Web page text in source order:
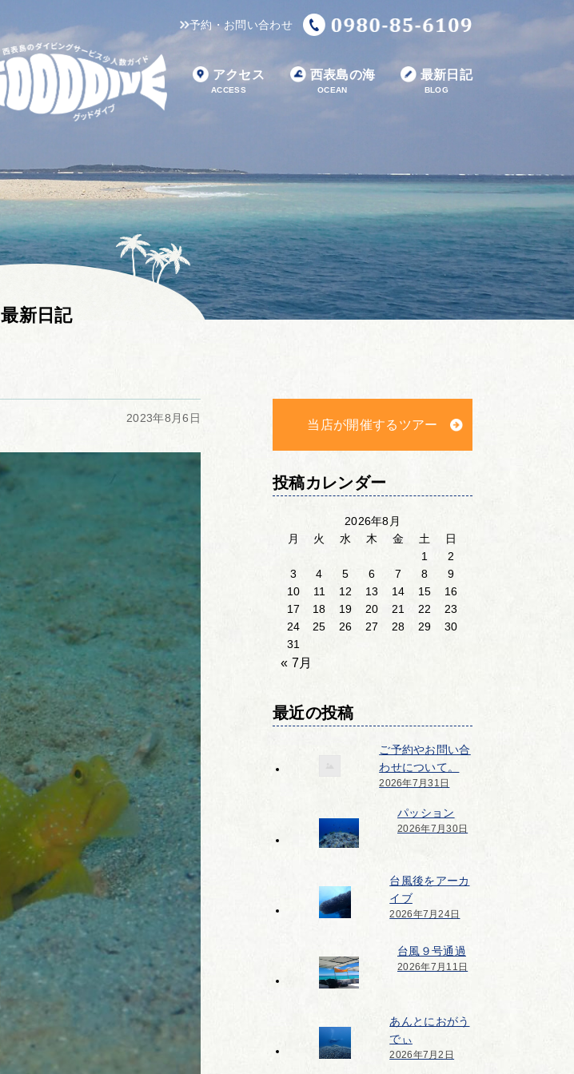
予約・お問い合わせ
アクセス
ACCESS
西表島の海
OCEAN
最新日記
BLOG
最新日記
2023年8月6日 当店が開催するツアー
投稿カレンダー
2026年8月
月
火 水 木 金 土
日
1
2
3
4 5 6 7 8
9
10
11 12 13 14 15
16
17
18 19 20 21 22
23
24
25 26 27 28 29
30
31
« 7月
最近の投稿
ご予約やお問い合
わせについて。
2026年7月31日
パッション
2026年7月30日
台風後をアーカ
イブ
2026年7月24日
台風９号通過
2026年7月11日
あんとにおがう
でぃ
2026年7月2日